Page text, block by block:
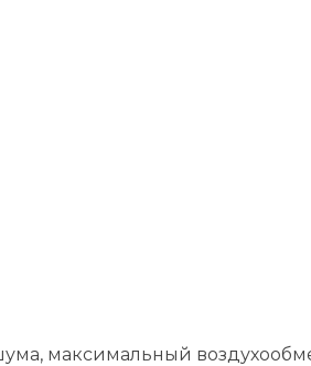
максимальный